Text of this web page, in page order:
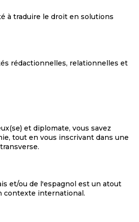
à traduire le droit en solutions
rédactionnelles, relationnelles et
et diplomate, vous savez
tout en vous inscrivant dans une
et/ou de l'espagnol est un atout
contexte international.